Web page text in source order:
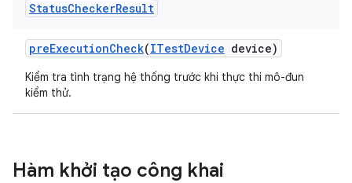
StatusCheckerResult
preExecutionCheck(ITestDevice device)
Kiểm tra tình trạng hệ thống trước khi thực thi mô-đun
kiểm thử.
Hàm khởi tạo công khai